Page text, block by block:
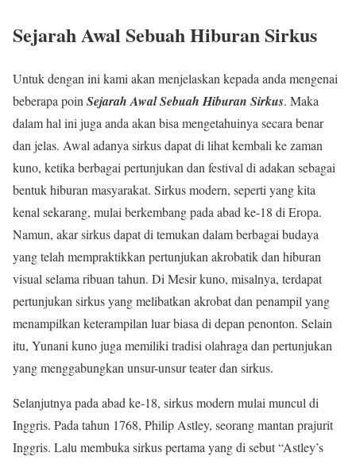
Sejarah Awal Sebuah Hiburan Sirkus
Untuk dengan ini kami akan menjelaskan kepada anda mengenai
beberapa poin Sejarah Awal Sebuah Hiburan Sirkus. Maka
dalam hal ini juga anda akan bisa mengetahuinya secara benar
dan jelas. Awal adanya sirkus dapat di lihat kembali ke zaman
kuno, ketika berbagai pertunjukan dan festival di adakan sebagai
bentuk hiburan masyarakat. Sirkus modern, seperti yang kita
kenal sekarang, mulai berkembang pada abad ke-18 di Eropa.
Namun, akar sirkus dapat di temukan dalam berbagai budaya
yang telah mempraktikkan pertunjukan akrobatik dan hiburan
visual selama ribuan tahun. Di Mesir kuno, misalnya, terdapat
pertunjukan sirkus yang melibatkan akrobat dan penampil yang
menampilkan keterampilan luar biasa di depan penonton. Selain
itu, Yunani kuno juga memiliki tradisi olahraga dan pertunjukan
yang menggabungkan unsur-unsur teater dan sirkus.
Selanjutnya pada abad ke-18, sirkus modern mulai muncul di
Inggris. Pada tahun 1768, Philip Astley, seorang mantan prajurit
Inggris. Lalu membuka sirkus pertama yang di sebut “Astley’s